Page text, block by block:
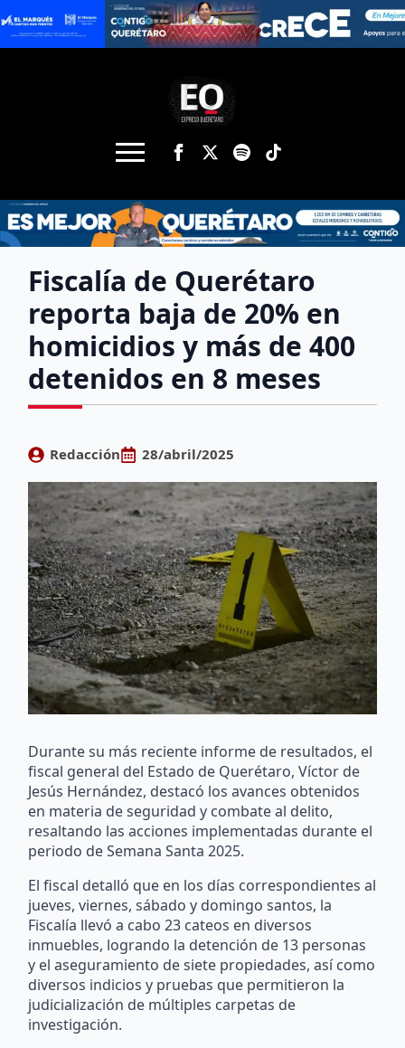
Fiscalía de Querétaro
reporta baja de 20% en
homicidios y más de 400
detenidos en 8 meses
Redacción 28/abril/2025
Durante su más reciente informe de resultados, el
fiscal general del Estado de Querétaro, Víctor de
Jesús Hernández, destacó los avances obtenidos
en materia de seguridad y combate al delito,
resaltando las acciones implementadas durante el
periodo de Semana Santa 2025.
El fiscal detalló que en los días correspondientes al
jueves, viernes, sábado y domingo santos, la
Fiscalía llevó a cabo 23 cateos en diversos
inmuebles, logrando la detención de 13 personas
y el aseguramiento de siete propiedades, así como
diversos indicios y pruebas que permitieron la
judicialización de múltiples carpetas de
investigación.